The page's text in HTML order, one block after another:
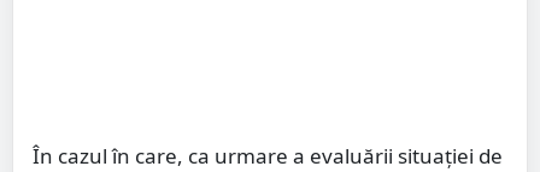
În cazul în care, ca urmare a evaluării situaţiei de